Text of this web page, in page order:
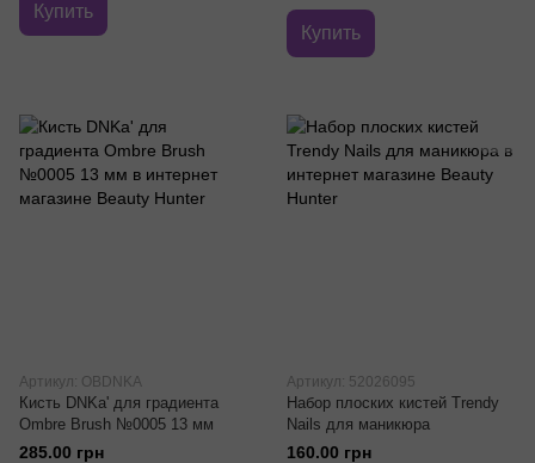
Купить
Купить
Артикул: OBDNKA
Кисть DNKa' для градиента
Ombre Brush №0005 13 мм
285.00 грн
Артикул: 52026095
Набор плоских кистей Trendy
Nails для маникюра
160.00 грн